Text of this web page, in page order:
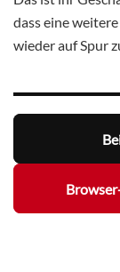
dass eine
wieder auf Spur